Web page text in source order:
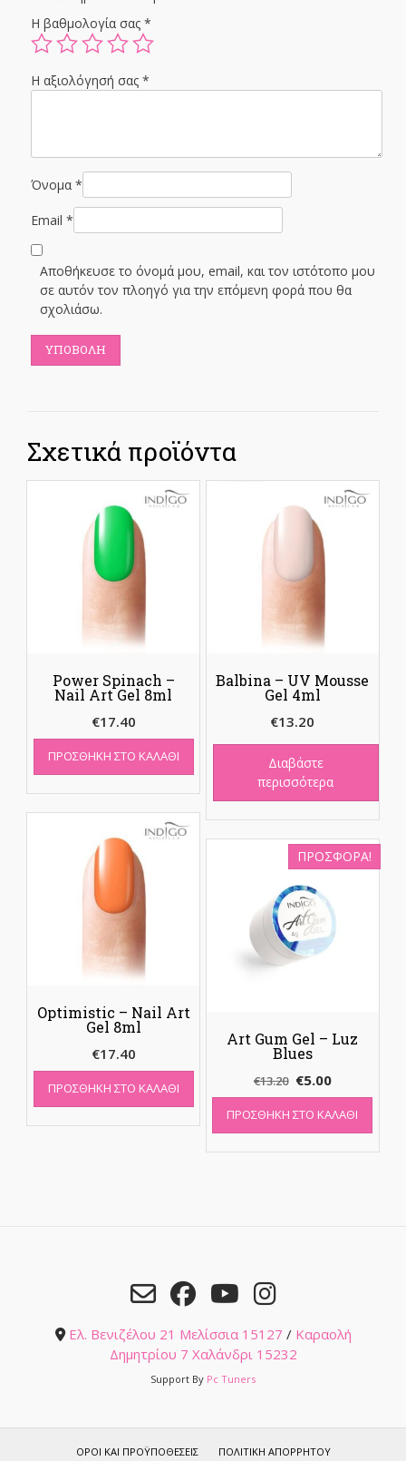
Η βαθμολογία σας *
Η αξιολόγησή σας *
Όνομα *
Email *
Αποθήκευσε το όνομά μου, email, και τον ιστότοπο μου
σε αυτόν τον πλοηγό για την επόμενη φορά που θα
σχολιάσω.
Σχετικά προϊόντα
Power Spinach –
Nail Art Gel 8ml
€17.40
ΠΡΟΣΘΉΚΗ ΣΤΟ ΚΑΛΆΘΙ
Balbina – UV Mousse
Gel 4ml
€13.20
Διαβάστε
περισσότερα
Optimistic – Nail Art
Gel 8ml
€17.40
ΠΡΟΣΘΉΚΗ ΣΤΟ ΚΑΛΆΘΙ
ΠΡΟΣΦΟΡΆ!
Art Gum Gel – Luz
Blues
€13.20 Original
price
was:
€13.20.
€5.00Η
τρέχουσα
τιμή
είναι:
ΠΡΟΣΘΉΚΗ ΣΤΟ ΚΑΛΆΘΙ
Ελ. Βενιζέλου 21 Μελίσσια 15127 / Καραολή
Δημητρίου 7 Χαλάνδρι 15232
Support By Pc Tuners
ΌΡΟΙ ΚΑΙ ΠΡΟΫΠΟΘΈΣΕΙΣ ΠΟΛΙΤΙΚΉ ΑΠΟΡΡΉΤΟΥ